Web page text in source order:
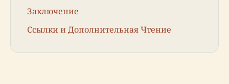
Заключение
Ссылки и Дополнительная Чтение